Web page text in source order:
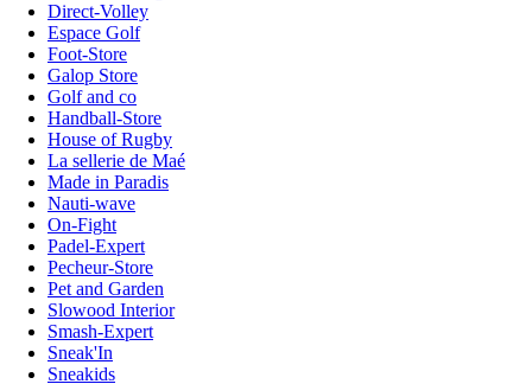
Direct-Volley
Espace Golf
Foot-Store
Galop Store
Golf and co
Handball-Store
House of Rugby
La sellerie de Maé
Made in Paradis
Nauti-wave
On-Fight
Padel-Expert
Pecheur-Store
Pet and Garden
Slowood Interior
Smash-Expert
Sneak'In
Sneakids